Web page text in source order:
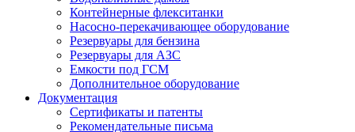
Контейнерные флекситанки
Насосно-перекачивающее оборудование
Резервуары для бензина
Резервуары для АЗС
Емкости под ГСМ
Дополнительное оборудование
Документация
Сертификаты и патенты
Рекомендательные письма